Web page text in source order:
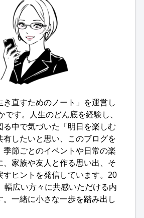
き直すためのノート」を運営し
です。人生のどん底を経験し、
る中で気づいた「明日を楽しむ
有したいと思い、このブログを
季節ごとのイベントや日常の楽
、家族や友人と作る思い出、そ
すヒントを発信しています。20
幅広い方々に共感いただける内
。一緒に小さな一歩を踏み出し